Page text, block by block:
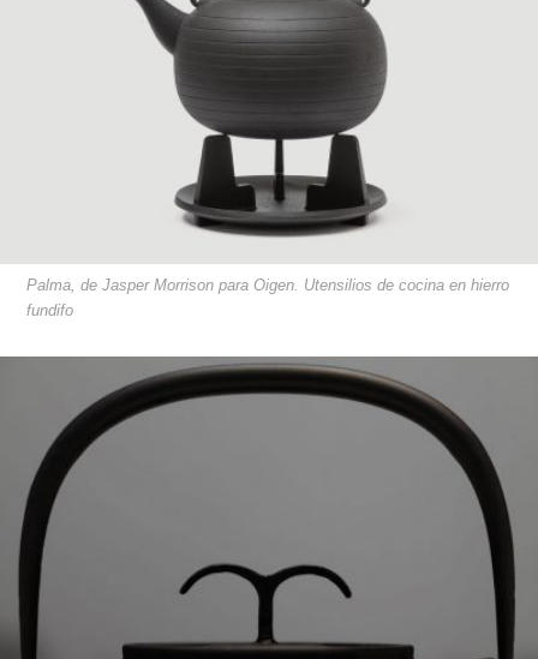
Palma, de Jasper Morrison para Oigen. Utensilios de cocina en hierro
fundifo